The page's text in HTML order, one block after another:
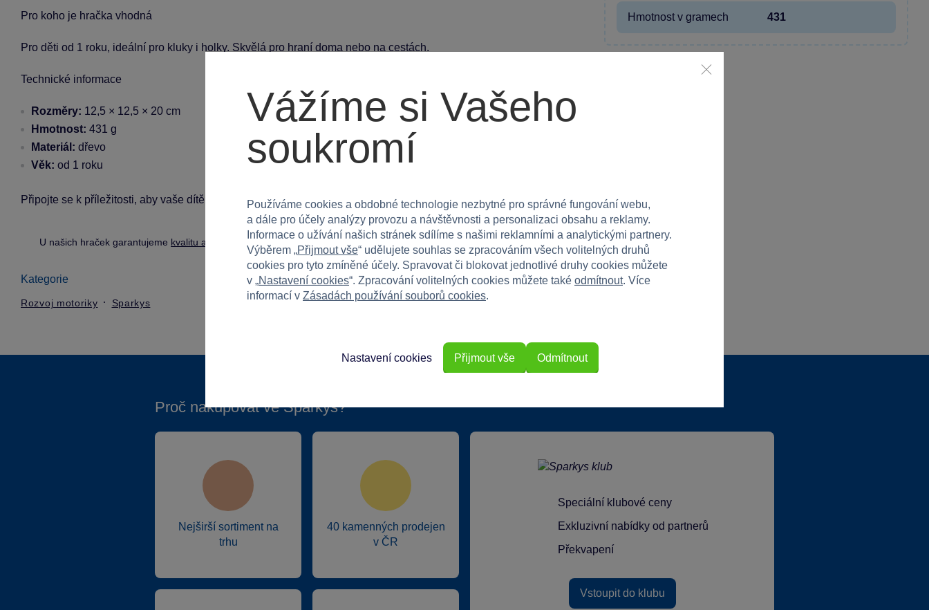
Pro koho je hračka vhodná
Pro děti od 1 roku, ideální pro kluky i holky. Skvělá pro hraní doma nebo na cestách.
Technické informace
Rozměry: 12,5 × 12,5 × 20 cm
Hmotnost: 431 g
Materiál: dřevo
Věk: od 1 roku
Připojte se k příležitosti, aby vaše dítě hrálo a učilo se zároveň s touto báječnou hračkou!
U našich hraček garantujeme kvalitu a bezpečnost.
Kategorie
Rozvoj motoriky Sparkys
Hmotnost v gramech 431
Proč nakupovat ve Sparkys?
Nejširší sortiment na
trhu
40 kamenných prodejen
v ČR
Speciální klubové ceny
Exkluzivní nabídky od partnerů
Překvapení
Vstoupit do klubu
Vážíme si Vašeho
soukromí
Používáme cookies a obdobné technologie nezbytné pro správné fungování webu,
a dále pro účely analýzy provozu a návštěvnosti a personalizaci obsahu a reklamy.
Informace o užívání našich stránek sdílíme s našimi reklamními a analytickými partnery.
Výběrem „Přijmout vše“ udělujete souhlas se zpracováním všech volitelných druhů
cookies pro tyto zmíněné účely. Spravovat či blokovat jednotlivé druhy cookies můžete
v „Nastavení cookies“. Zpracování volitelných cookies můžete také odmítnout. Více
informací v Zásadách používání souborů cookies.
Odmítnout
Nastavení cookies Přijmout vše